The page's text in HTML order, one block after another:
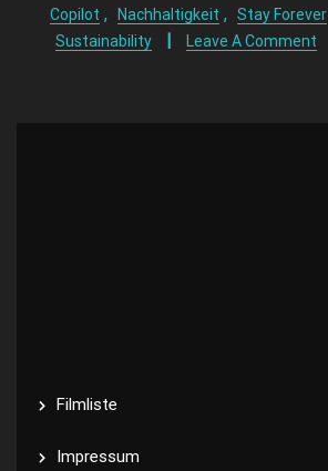
Copilot , Nachhaltigkeit , Stay Forever
Sustainability Leave A Comment
Filmliste
Impressum